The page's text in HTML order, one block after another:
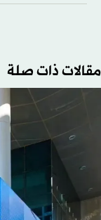
مقالات ذات صلة